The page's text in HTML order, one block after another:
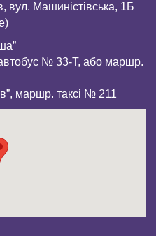
вул. Машиністівська, 1Б
автобус № 33-Т, або маршр.
маршр. таксі № 211